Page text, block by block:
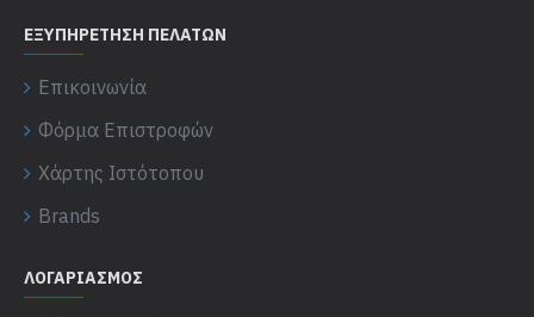
ΕΞΥΠΗΡΈΤΗΣΗ ΠΕΛΑΤΏΝ
Επικοινωνία
Φόρμα Επιστροφών
Χάρτης Ιστότοπου
Brands
ΛΟΓΑΡΙΑΣΜΌΣ